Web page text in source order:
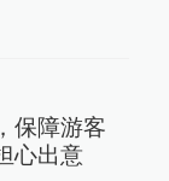
保障游客
心出意